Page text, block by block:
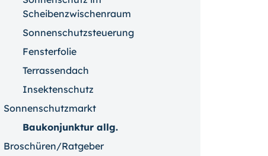
Scheibenzwischenraum
Sonnenschutzsteuerung
Fensterfolie
Terrassendach
Insektenschutz
Sonnenschutzmarkt
Baukonjunktur allg.
Broschüren/Ratgeber